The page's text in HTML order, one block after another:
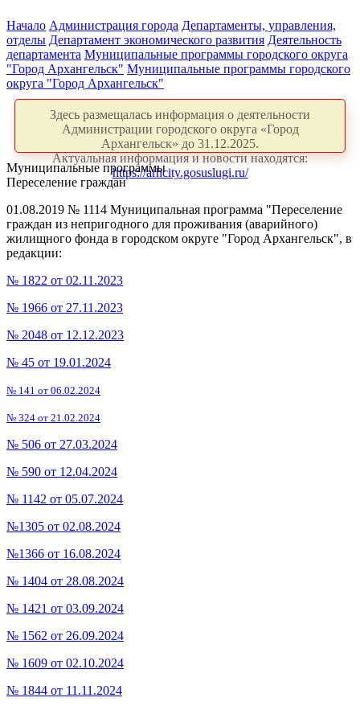
Начало Администрация города Департаменты, управления,
отделы Департамент экономического развития Деятельность
департамента Муниципальные программы городского округа
"Город Архангельск" Муниципальные программы городского
округа "Город Архангельск"
Здесь размещалась информация о деятельности
Администрации городского округа «Город
Архангельск» до 31.12.2025.
Актуальная информация и новости находятся:
https://arhcity.gosuslugi.ru/
Муниципальные программы
Переселение граждан
01.08.2019 № 1114 Муниципальная программа "Переселение
граждан из непригодного для проживания (аварийного)
жилищного фонда в городском округе "Город Архангельск", в
редакции:
№ 1822 от 02.11.2023
№ 1966 от 27.11.2023
№ 2048 от 12.12.2023
№ 45 от 19.01.2024
№ 141 от 06.02.2024
№ 324 от 21.02.2024
№ 506 от 27.03.2024
№ 590 от 12.04.2024
№ 1142 от 05.07.2024
№1305 от 02.08.2024
№1366 от 16.08.2024
№ 1404 от 28.08.2024
№ 1421 от 03.09.2024
№ 1562 от 26.09.2024
№ 1609 от 02.10.2024
№ 1844 от 11.11.2024